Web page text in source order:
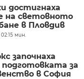
достигнаха
световното
в Пловдив
мин.
започнаха
за
в София